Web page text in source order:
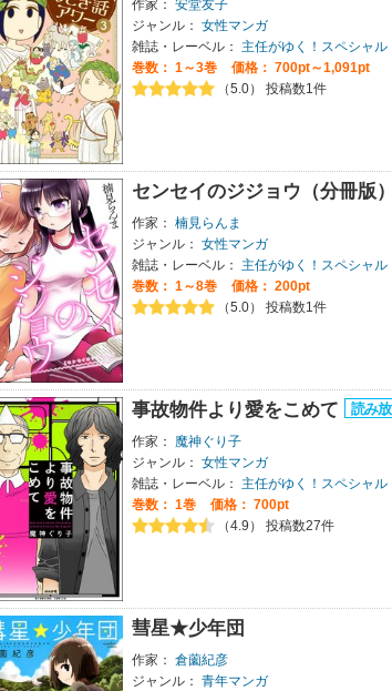
作家： 安堂友子
ジャンル： 女性マンガ
雑誌・レーベル：
主任がゆく！スペシャル
巻数： 1～3巻
価格： 700pt～1,091pt
（5.0） 投稿数1件
センセイのジジョウ（分冊版）
作家： 楠見らんま
ジャンル： 女性マンガ
雑誌・レーベル：
主任がゆく！スペシャル
巻数： 1～8巻
価格： 200pt
（5.0） 投稿数1件
事故物件より愛をこめて
作家：
魔神ぐり子
ジャンル： 女性マンガ
雑誌・レーベル：
主任がゆく！スペシャル
巻数： 1巻
価格： 700pt
（4.9） 投稿数27件
彗星★少年団
作家： 倉薗紀彦
ジャンル： 青年マンガ